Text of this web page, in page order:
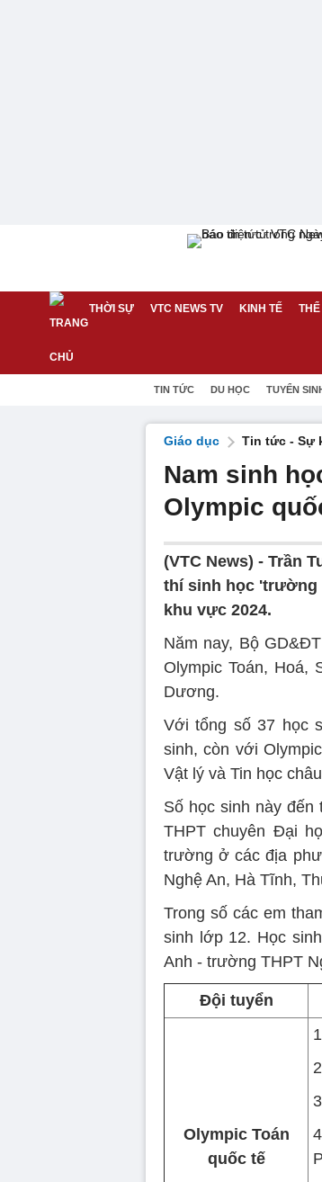
THỜI SỰ VTC NEWS TV KINH TẾ
TIN TỨC DU HỌC TUYỂN
Giáo dục Tin tức - Sự
Nam sinh
Olympic
(VTC News) - Trần
thí sinh học 'trường
khu vực 2024.
Năm nay, Bộ
Olympic Toán, Hoá,
Dương.
Với tổng số 37 học
sinh, còn với
Vật lý và Tin học
Số học sinh này
THPT chuyên Đại
trường ở các địa
Nghệ An, Hà Tĩnh,
Trong số các em
sinh lớp 12. Học
Anh - trường THPT
Đội tuyển
Olympic Toán
quốc tế